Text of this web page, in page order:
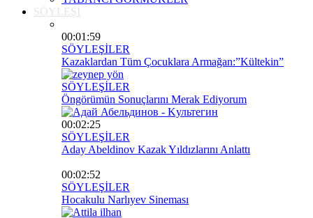
SÖYLEŞİ
00:01:59
SÖYLEŞİLER
Kazaklardan Tüm Çocuklara Armağan:”Kültekin”
SÖYLEŞİLER
Öngörümün Sonuçlarını Merak Ediyorum
00:02:25
SÖYLEŞİLER
Aday Abeldinov Kazak Yıldızlarını Anlattı
00:02:52
SÖYLEŞİLER
Hocakulu Narlıyev Sineması